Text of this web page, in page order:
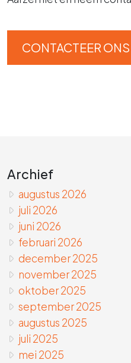
CONTACTEER ONS
Archief
augustus 2026
juli 2026
juni 2026
februari 2026
december 2025
november 2025
oktober 2025
september 2025
augustus 2025
juli 2025
mei 2025